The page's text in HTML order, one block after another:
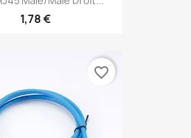
1,78 €
favorite_border